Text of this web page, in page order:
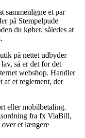
sammenligne et par
på Stempelpude
du køber, således at
på nettet udbyder
så er det for det
webshop. Handler
af et reglement, der
eller mobilbetaling.
fra fx ViaBill,
over et længere